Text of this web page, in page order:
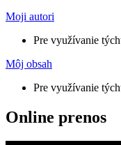
Moji autori
Pre využívanie
Môj obsah
Pre využívanie
Online prenos